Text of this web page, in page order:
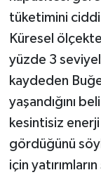
tüketimini
Küresel
yüzde 3
kaydeden
yaşandığını
kesintisiz
gördüğünü
için